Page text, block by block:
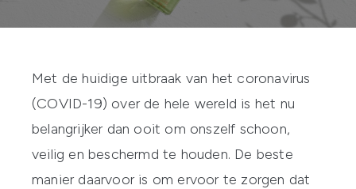
Met de huidige uitbraak van het coronavirus
(COVID-19) over de hele wereld is het nu
belangrijker dan ooit om onszelf schoon,
veilig en beschermd te houden. De beste
manier daarvoor is om ervoor te zorgen dat